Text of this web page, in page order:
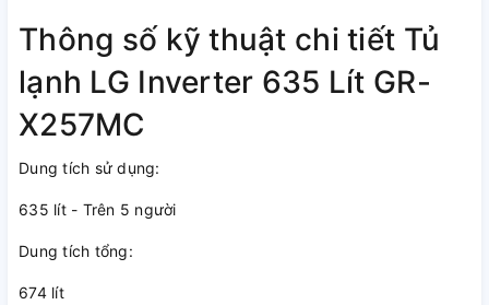
Thông số kỹ thuật chi tiết Tủ
lạnh LG Inverter 635 Lít GR-
X257MC
Dung tích sử dụng:
635 lít - Trên 5 người
Dung tích tổng:
674 lít